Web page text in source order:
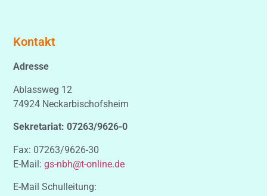
Kontakt
Adresse
Ablassweg 12
74924 Neckarbischofsheim
Sekretariat: 07263/9626-0
Fax: 07263/9626-30
E-Mail:gs-nbh@t-online.de
E-Mail Schulleitung: